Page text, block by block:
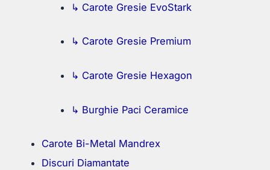
↳ Carote Gresie EvoStark
↳ Carote Gresie Premium
↳ Carote Gresie Hexagon
↳ Burghie Paci Ceramice
Carote Bi-Metal Mandrex
Discuri Diamantate